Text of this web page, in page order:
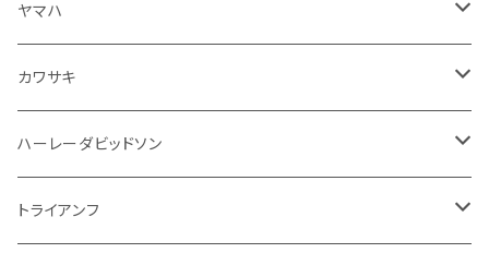
灰皿・ゴミ箱
インテリアパネル
ドリンクホルダー
携帯・スマホホルダー
吸気系
エアフィルター
ウインカー
ダッシュボード
ドア回り
エンジン系
オイル系
その他
フロアマット
ヤマハ
電装系
ウインカー
モーター系
ミラー
カワサキ
ミラー
ハンドル系
ハーレーダビッドソン
ミラー
トライアンフ